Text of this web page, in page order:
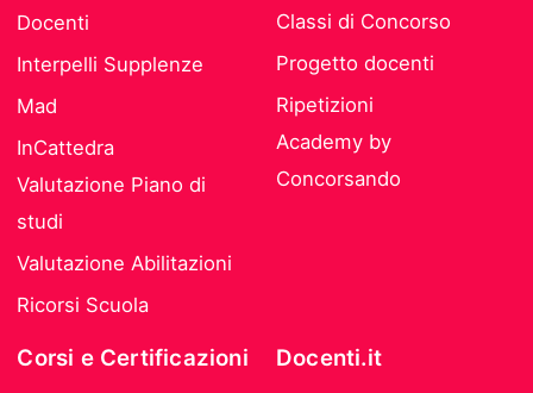
Docenti
Interpelli Supplenze
Mad
InCattedra
Valutazione Piano di
studi
Valutazione Abilitazioni
Ricorsi Scuola
Classi di Concorso
Progetto docenti
Ripetizioni
Academy by
Concorsando
Corsi e Certificazioni Docenti.it